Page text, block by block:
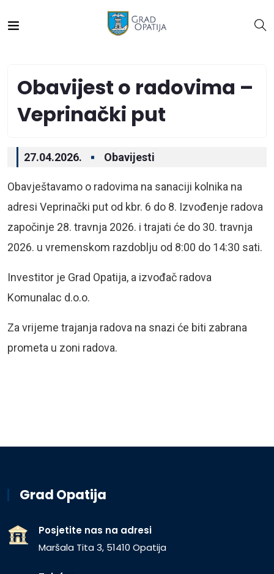
Obavijest o radovima –
Veprinački put
27.04.2026. Obavijesti
Obavještavamo o radovima na sanaciji kolnika na
adresi Veprinački put od kbr. 6 do 8. Izvođenje radova
započinje 28. travnja 2026. i trajati će do 30. travnja
2026. u vremenskom razdoblju od 8:00 do 14:30 sati.
Investitor je Grad Opatija, a izvođač radova
Komunalac d.o.o.
Za vrijeme trajanja radova na snazi će biti zabrana
prometa u zoni radova.
Grad Opatija
Posjetite nas na adresi
Maršala Tita 3, 51410 Opatija